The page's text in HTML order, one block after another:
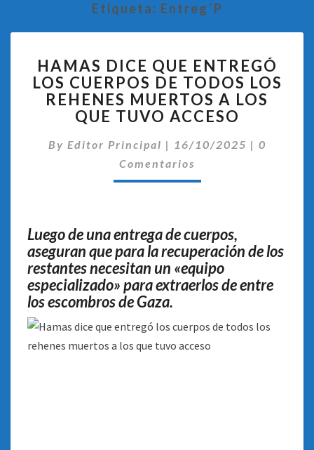
Etiqueta: Entreg´p
DICE
QUE
ENTREGÓ
LOS
DE
TODOS
LOS
QUE
TUVO
ACCESO
HAMAS DICE QUE ENTREGÓ
LOS CUERPOS DE TODOS LOS
REHENES MUERTOS A LOS
QUE TUVO ACCESO
By Editor Principal | 16/10/2025 | 0
Comentarios
Luego de una entrega de cuerpos,
aseguran que para la recuperación de los
restantes necesitan un «equipo
especializado» para extraerlos de entre
los escombros de Gaza.